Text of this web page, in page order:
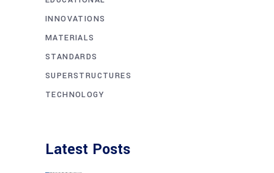
INNOVATIONS
MATERIALS
STANDARDS
SUPERSTRUCTURES
TECHNOLOGY
Latest Posts